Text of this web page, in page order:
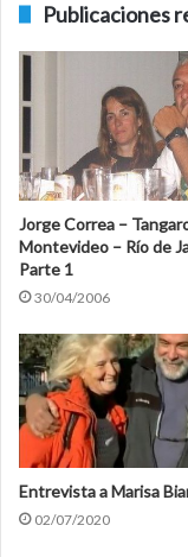
Publicaciones
Jorge Correa –
Montevideo – Río de
Parte 1
30/04/2006
Entrevista a Marisa
02/07/2020